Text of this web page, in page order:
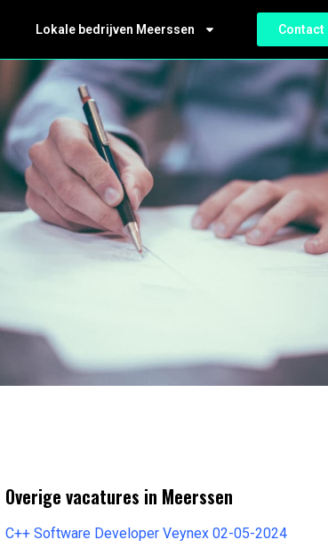
Lokale bedrijven Meerssen Contact
Overige vacatures in Meerssen
C++ Software Developer Veynex 02-05-2024